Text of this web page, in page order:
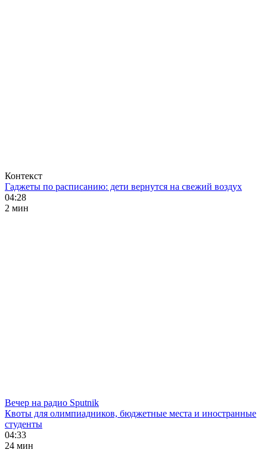
Контекст
Гаджеты по расписанию: дети вернутся на свежий воздух
04:28
2 мин
Вечер на радио Sputnik
Квоты для олимпиадников, бюджетные места и иностранные
студенты
04:33
24 мин